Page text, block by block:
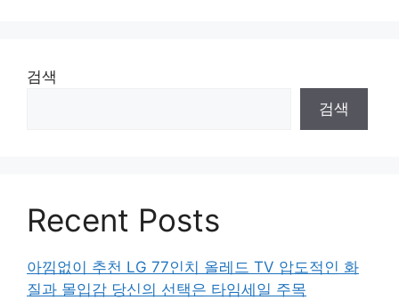
검색
검색
Recent Posts
아낌없이 추천 LG 77인치 올레드 TV 압도적인 화
질과 몰입감 당신의 선택은 타임세일 주목